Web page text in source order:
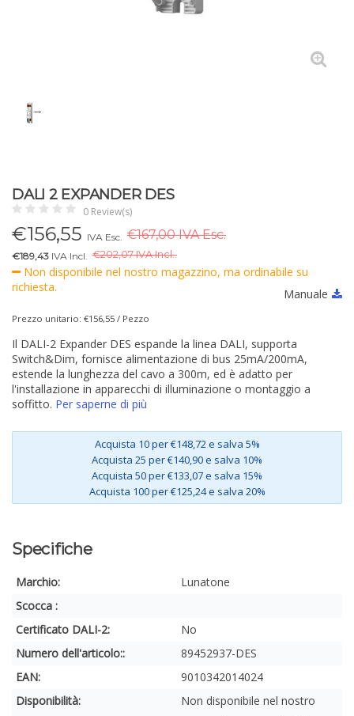
DALI 2 EXPANDER DES
0 Review(s)
€156,55 IVA Esc. €167,00 IVA Esc.
€189,43 IVA Incl. €202,07 IVA Incl..
Non disponibile nel nostro magazzino, ma ordinabile su
richiesta.
Manuale
Prezzo unitario: €156,55 / Pezzo
Il DALI-2 Expander DES espande la linea DALI, supporta
Switch&Dim, fornisce alimentazione di bus 25mA/200mA,
estende la lunghezza del cavo a 300m, ed è adatto per
l'installazione in apparecchi di illuminazione o montaggio a
soffitto. Per saperne di più
Acquista 10 per €148,72 e salva 5%
Acquista 25 per €140,90 e salva 10%
Acquista 50 per €133,07 e salva 15%
Acquista 100 per €125,24 e salva 20%
Specifiche
Marchio:
Lunatone
Scocca :
Certificato DALI-2:
No
Numero dell'articolo::
89452937-DES
EAN:
9010342014024
Disponibilità:
Non disponibile nel nostro